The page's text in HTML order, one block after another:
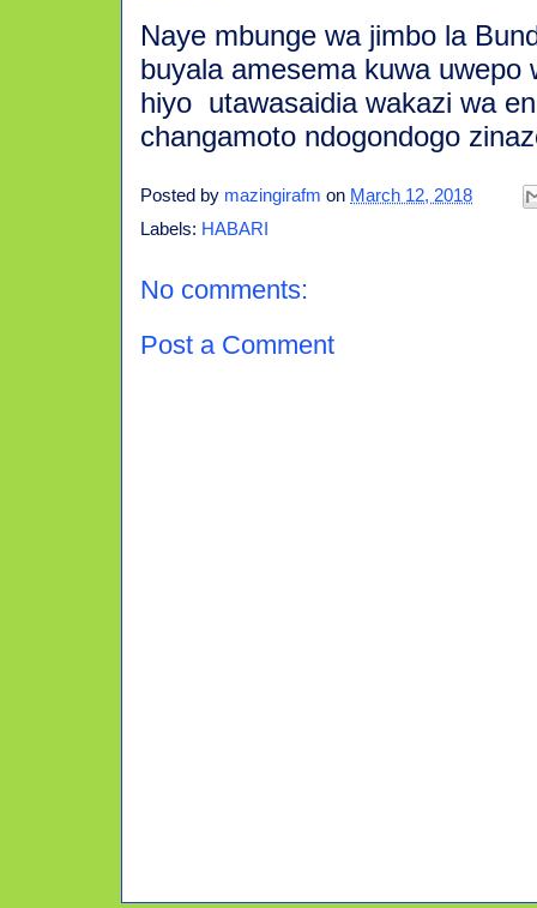
Naye mbunge wa jimbo la
buyala amesema kuwa uwepo
hiyo utawasaidia wakazi wa
changamoto ndogondogo
Posted by mazingirafm on March 12, 2018
Labels: HABARI
No comments:
Post a Comment